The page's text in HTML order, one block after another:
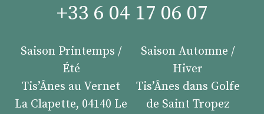
+33 6 04 17 06 07
Saison Printemps /
Été
Tis’Ânes au Vernet
La Clapette, 04140 Le
Saison Automne /
Hiver
Tis’Ânes dans Golfe
de Saint Tropez